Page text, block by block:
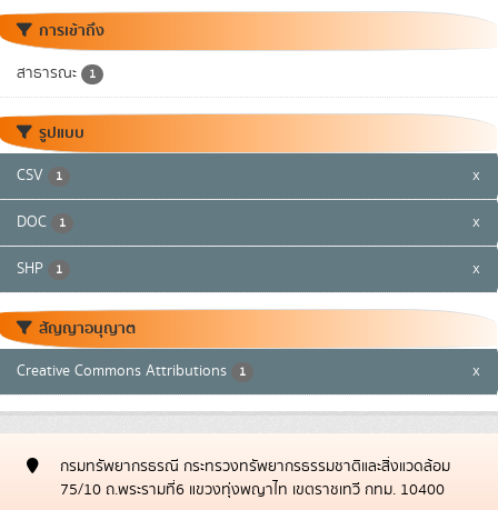
การเข้าถึง
สาธารณะ 1
รูปแบบ
CSV 1 x
DOC 1 x
SHP 1 x
สัญญาอนุญาต
Creative Commons Attributions 1 x
กรมทรัพยากรธรณี กระทรวงทรัพยากรธรรมชาติและสิ่งแวดล้อม
75/10 ถ.พระรามที่6 แขวงทุ่งพญาไท เขตราชเทวี กทม. 10400